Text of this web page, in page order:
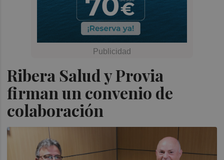
Ribera Salud y Provia
firman un convenio de
colaboración